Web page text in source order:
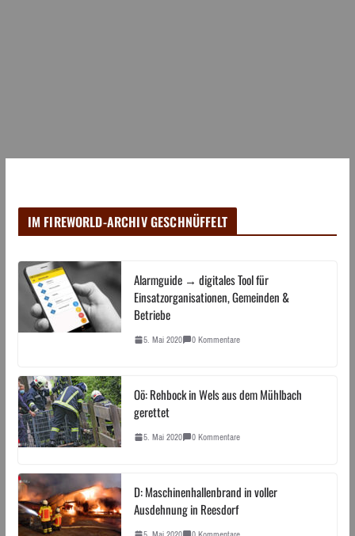
IM FIREWORLD-ARCHIV GESCHNÜFFELT
Alarmguide → digitales Tool für
Einsatzorganisationen, Gemeinden &
Betriebe
5. Mai 2020 0 Kommentare
Oö: Rehbock in Wels aus dem Mühlbach
gerettet
5. Mai 2020 0 Kommentare
D: Maschinenhallenbrand in voller
Ausdehnung in Reesdorf